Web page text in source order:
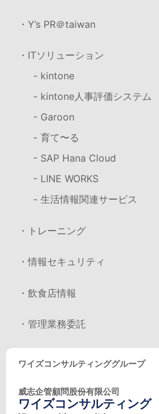
・Y’s PR＠taiwan
・ITソリューション
- kintone
- kintone人事評価システム
- Garoon
- 育て〜る
- SAP Hana Cloud
- LINE WORKS
- 生活情報関連サービス
・トレーニング
・情報セキュリティ
・飲食店情報
・管理業務委託
ワイズコンサルティンググループ
威志企管顧問股份有限公司
ワイズコンサルティング